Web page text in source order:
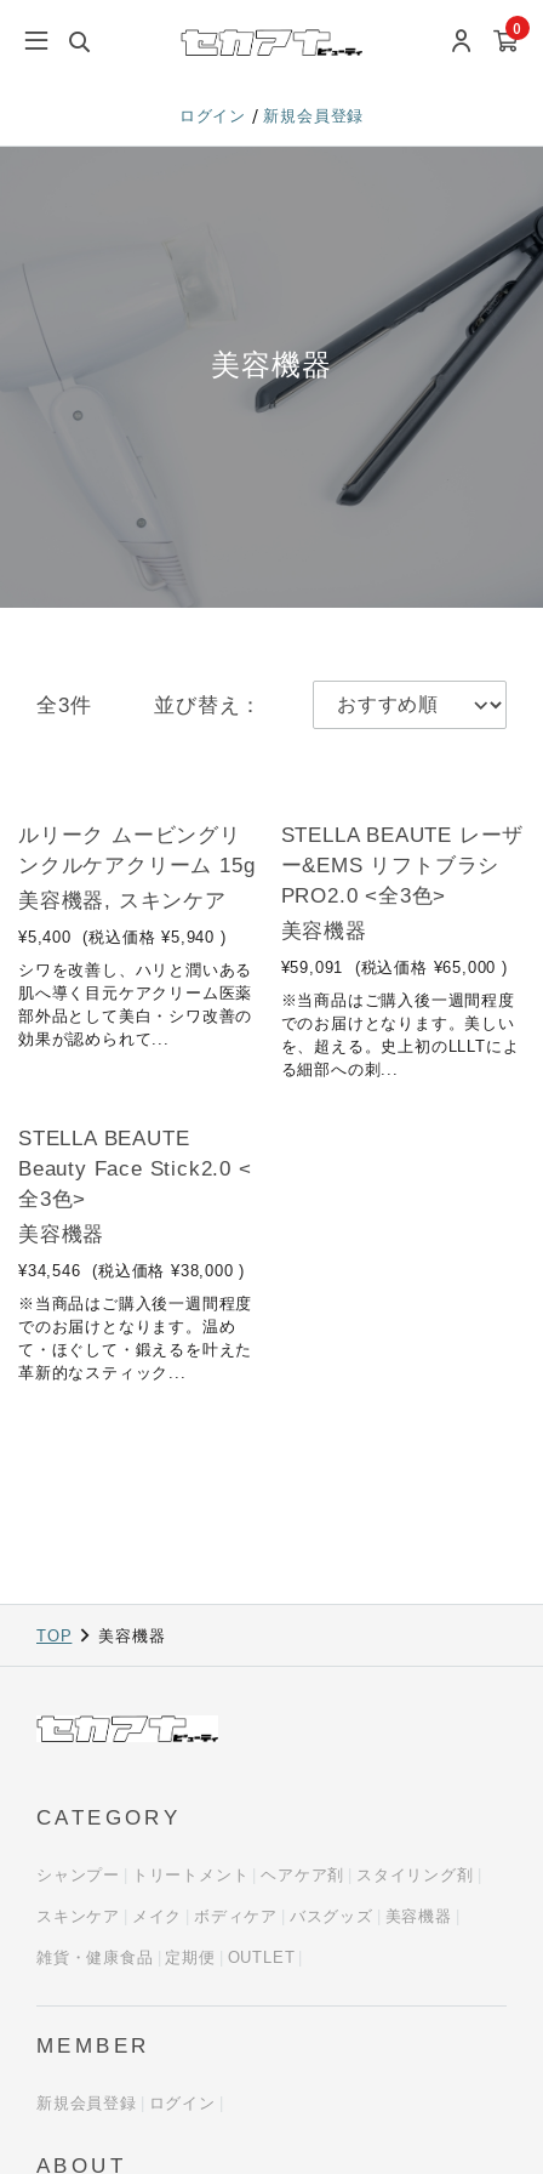
0
ログイン / 新規会員登録
美容機器
全3件 並び替え：
ルリーク ムービングリ
ンクルケアクリーム 15g
美容機器, スキンケア
¥5,400 (税込価格 ¥5,940 )
シワを改善し、ハリと潤いある
肌へ導く目元ケアクリーム医薬
部外品として美白・シワ改善の
効果が認められて...
NEW
STELLA BEAUTE レーザ
ー&EMS リフトブラシ
PRO2.0 <全3色>
美容機器
¥59,091 (税込価格 ¥65,000 )
※当商品はご購入後一週間程度
でのお届けとなります。美しい
を、超える。史上初のLLLTによ
る細部への刺...
STELLA BEAUTE
Beauty Face Stick2.0 <
全3色>
美容機器
¥34,546 (税込価格 ¥38,000 )
※当商品はご購入後一週間程度
でのお届けとなります。温め
て・ほぐして・鍛えるを叶えた
革新的なスティック...
TOP 美容機器
CATEGORY
シャンプー トリートメント ヘアケア剤 スタイリング剤
スキンケア メイク ボディケア バスグッズ 美容機器
雑貨・健康食品 定期便 OUTLET
MEMBER
新規会員登録 ログイン
ABOUT